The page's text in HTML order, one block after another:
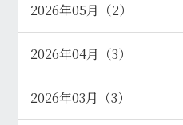
2026年05月（2）
2026年04月（3）
2026年03月（3）